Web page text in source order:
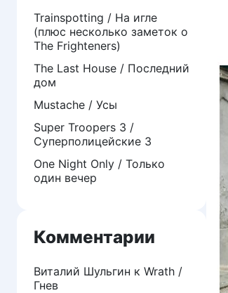
Trainspotting / На игле
(плюс несколько заметок о
The Frighteners)
The Last House / Последний
дом
Mustache / Усы
Super Troopers 3 /
Суперполицейские 3
One Night Only / Только
один вечер
Комментарии
Виталий Шульгин к Wrath /
Гнев